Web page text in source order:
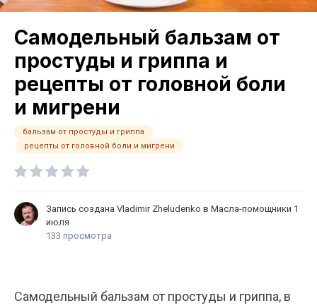
Самодельный бальзам от
простуды и гриппа и
рецепты от головной боли
и мигрени
бальзам от простуды и гриппа
рецепты от головной боли и мигрени
Запись создана Vladimir Zheludenko в Масла-помощники 1
июля
133 просмотра
Самодельный бальзам от простуды и гриппа, в